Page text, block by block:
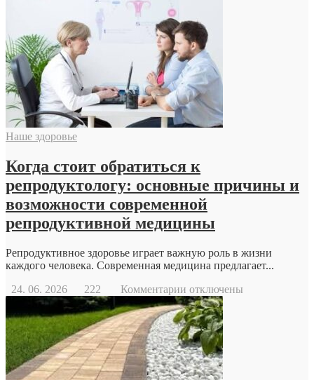
дрон
Наше здоровье
Когда стоит обратиться к
репродуктологу: основные причины и
возможности современной
репродуктивной медицины
Репродуктивное здоровье играет важную роль в жизни
каждого человека. Современная медицина предлагает...
24. 06. 2026
222 Комментарии к
записи
Когда
стоит
обратиться
к
репродуктологу:
основные
отключены